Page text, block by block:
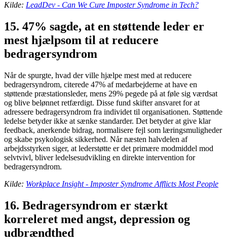
Kilde: LeadDev - Can We Cure Imposter Syndrome in Tech?
15. 47% sagde, at en støttende leder er
mest hjælpsom til at reducere
bedragersyndrom
Når de spurgte, hvad der ville hjælpe mest med at reducere
bedragersyndrom, citerede 47% af medarbejderne at have en
støttende præstationsleder, mens 29% pegede på at føle sig værdsat
og blive belønnet retfærdigt. Disse fund skifter ansvaret for at
adressere bedragersyndrom fra individet til organisationen. Støttende
ledelse betyder ikke at sænke standarder. Det betyder at give klar
feedback, anerkende bidrag, normalisere fejl som læringsmuligheder
og skabe psykologisk sikkerhed. Når næsten halvdelen af
arbejdsstyrken siger, at lederstøtte er det primære modmiddel mod
selvtvivl, bliver ledelsesudvikling en direkte intervention for
bedragersyndrom.
Kilde: Workplace Insight - Imposter Syndrome Afflicts Most People
16. Bedragersyndrom er stærkt
korreleret med angst, depression og
udbrændthed